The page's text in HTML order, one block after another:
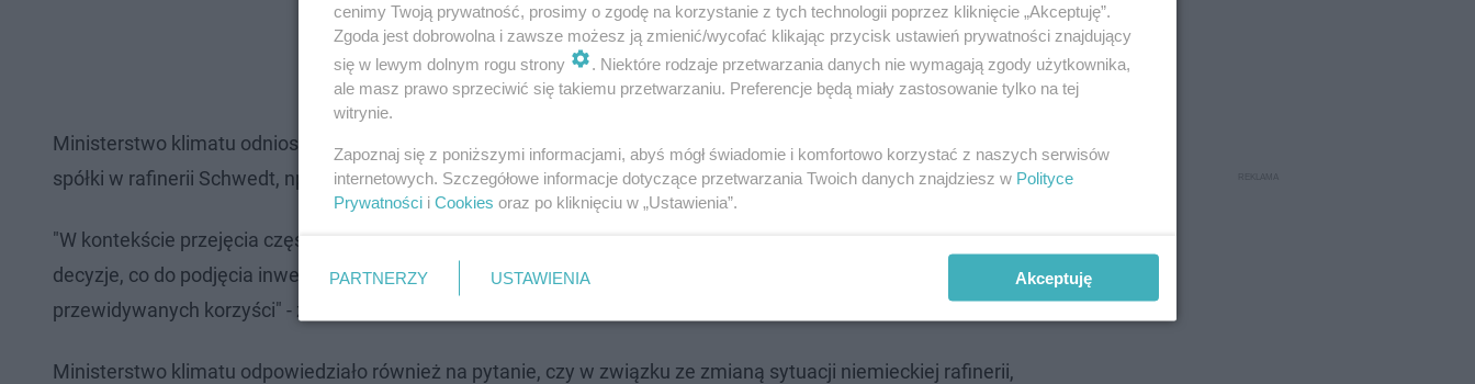
Ministerstwo klimatu odniosło się również do tego, czy w grę może wchodzić objęcie części udziałów przez polskie
spółki w rafinerii Schwedt, np. przez PERN czy PKN Orlen.
"W kontekście przejęcia części udziałów w rafinerii PCK Schwedt przez jedną z polskich spółek należy wskazać, że
decyzje, co do podjęcia inwestycji są podejmowane przez same spółki, w zależności od ich możliwości oraz
przewidywanych korzyści" - zaznaczono.
Ministerstwo klimatu odpowiedziało również na pytanie, czy w związku ze zmianą sytuacji niemieckiej rafinerii,
cenimy Twoją prywatność, prosimy o zgodę na korzystanie z tych technologii poprzez kliknięcie „Akceptuję”.
Zgoda jest dobrowolna i zawsze możesz ją zmienić/wycofać klikając przycisk ustawień prywatności znajdujący
się w lewym dolnym rogu strony
. Niektóre rodzaje przetwarzania danych nie wymagają zgody użytkownika,
ale masz prawo sprzeciwić się takiemu przetwarzaniu. Preferencje będą miały zastosowanie tylko na tej
witrynie.
Zapoznaj się z poniższymi informacjami, abyś mógł świadomie i komfortowo korzystać z naszych serwisów
internetowych. Szczegółowe informacje dotyczące przetwarzania Twoich danych znajdziesz w Polityce
Prywatności i Cookies oraz po kliknięciu w „Ustawienia”.
PARTNERZY USTAWIENIA Akceptuję